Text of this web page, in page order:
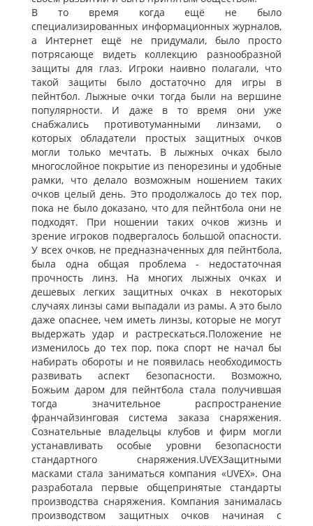
В то время когда ещё не было
специализированных информационных журналов,
а Интернет ещё не придумали, было просто
потрясающе видеть коллекцию разнообразной
защиты для глаз. Игроки наивно полагали, что
такой защиты было достаточно для игры в
пейнтбол. Лыжные очки тогда были на вершине
популярности. И даже в то время они уже
снабжались противотуманными линзами, о
которых обладатели простых защитных очков
могли только мечтать. В лыжных очках было
многослойное покрытие из пенорезины и удобные
рамки, что делало возможным ношением таких
очков целый день. Это продолжалось до тех пор,
пока не было доказано, что для пейнтбола они не
подходят. При ношении таких очков жизнь и
зрение игроков подвергалось большой опасности.
У всех очков, не предназначенных для пейнтбола,
была одна общая проблема - недостаточная
прочность линз. На многих лыжных очках и
дешевых легких защитных очках в некоторых
случаях линзы сами выпадали из рамы. А это было
даже опаснее, чем иметь линзы, которые не могут
выдержать удар и растрескаться.Положение не
изменилось до тех пор, пока спорт не начал бы
набирать обороты и не появилась необходимость
развивать аспект безопасности. Возможно,
Божьим даром для пейнтбола стала получившая
тогда значительное распространение
франчайзинговая система заказа снаряжения.
Сознательные владельцы клубов и фирм могли
устанавливать особые уровни безопасности
стандартного снаряжения.UVEXЗащитными
масками стала заниматься компания «UVEX». Она
разработала первые общепринятые стандарты
производства снаряжения. Компания занималась
производством защитных очков начиная с